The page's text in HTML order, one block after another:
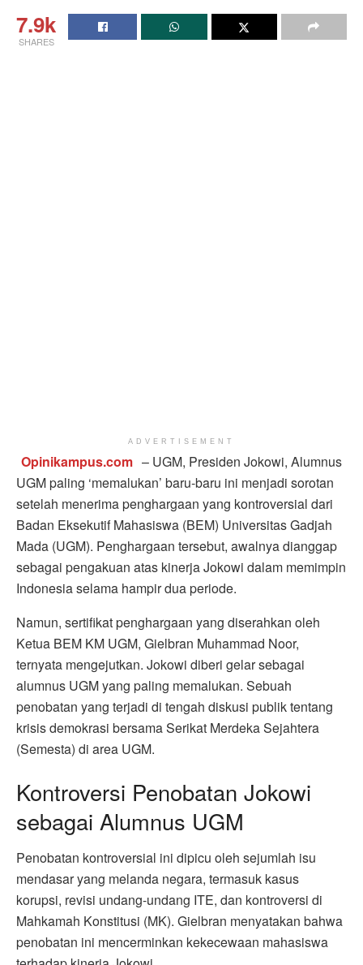
7.9k
SHARES
ADVERTISEMENT
Opinikampus.com – UGM, Presiden Jokowi, Alumnus
UGM paling ‘memalukan’ baru-baru ini menjadi sorotan
setelah menerima penghargaan yang kontroversial dari
Badan Eksekutif Mahasiswa (BEM) Universitas Gadjah
Mada (UGM). Penghargaan tersebut, awalnya dianggap
sebagai pengakuan atas kinerja Jokowi dalam memimpin
Indonesia selama hampir dua periode.
Namun, sertifikat penghargaan yang diserahkan oleh
Ketua BEM KM UGM, Gielbran Muhammad Noor,
ternyata mengejutkan. Jokowi diberi gelar sebagai
alumnus UGM yang paling memalukan. Sebuah
penobatan yang terjadi di tengah diskusi publik tentang
krisis demokrasi bersama Serikat Merdeka Sejahtera
(Semesta) di area UGM.
Kontroversi Penobatan Jokowi
sebagai Alumnus UGM
Penobatan kontroversial ini dipicu oleh sejumlah isu
mendasar yang melanda negara, termasuk kasus
korupsi, revisi undang-undang ITE, dan kontroversi di
Mahkamah Konstitusi (MK). Gielbran menyatakan bahwa
penobatan ini mencerminkan kekecewaan mahasiswa